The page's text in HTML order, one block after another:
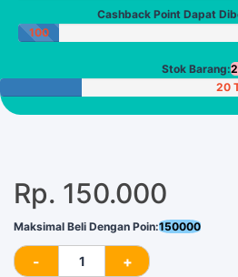
Cashback Point Dapat
100
Stok Barang:
20
Rp. 150.000
Maksimal Beli Dengan Poin:150000